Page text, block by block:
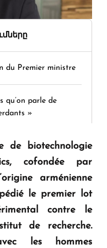
du Premier ministre
qu’on parle de
»
concrète, la
se pose pas. "
résilience et d'avenir
d'Arménie
de biotechnologie
, cofondée par
arménienne
le premier lot
contre le
de recherche.
les hommes